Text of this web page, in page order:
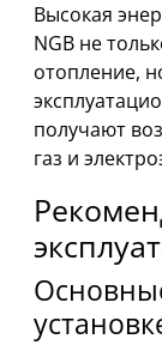
Высокая
NGB не
отопление,
получают
газ и